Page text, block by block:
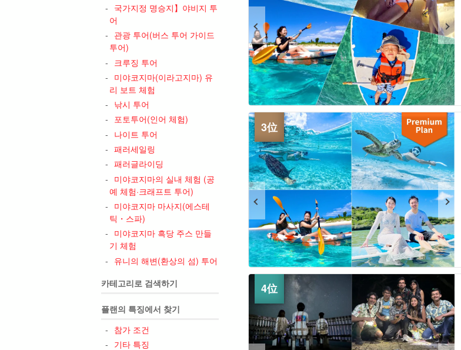
국가지정 명승지】야비지 투
어
관광 투어(버스 투어 가이드
투어)
크루징 투어
미야코지마(이라고지마) 유
리 보트 체험
낚시 투어
포토투어(인어 체험)
나이트 투어
패러세일링
패러글라이딩
미야코지마의 실내 체험 (공
예 체험·크래프트 투어)
미야코지마 마사지(에스테
틱・스파)
미야코지마 흑당 주스 만들
기 체험
유니의 해변(환상의 섬) 투어
카테고리로 검색하기
플랜의 특징에서 찾기
참가 조건
기타 특징